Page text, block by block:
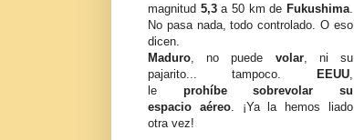
magnitud 5,3a 50 km de Fukushima.
No pasa nada, todo controlado. O eso
dicen.
Maduro , no puede volar, ni su
pajarito... tampoco. EEUU,
le prohíbe sobrevolar su
espacio aéreo. ¡Ya la hemos liado
otra vez!